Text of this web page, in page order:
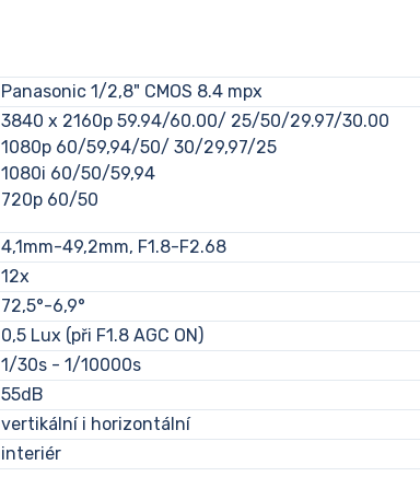
Panasonic 1/2,8" CMOS 8.4 mpx
3840 x 2160p 59.94/60.00/ 25/50/29.97/30.00
1080p 60/59,94/50/ 30/29,97/25
1080i 60/50/59,94
720p 60/50
4,1mm-49,2mm, F1.8-F2.68
12x
72,5°-6,9°
0,5 Lux (při F1.8 AGC ON)
1/30s - 1/10000s
55dB
vertikální i horizontální
interiér